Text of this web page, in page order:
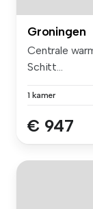
Groningen
Centrale
Schitt...
1 kamer
€ 947